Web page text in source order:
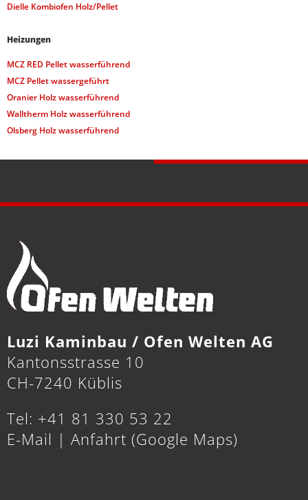
Dielle Kombiofen Holz/Pellet
Heizungen
MCZ RED Pellet wasserführend
MCZ Pellet wassergeführt
Oranier Holz wasserführend
Walltherm Holz wasserführend
Olsberg Holz wasserführend
Luzi Kaminbau / Ofen Welten AG
Kantonsstrasse 10
CH-7240 Küblis
Tel: +41 81 330 53 22
E-Mail | Anfahrt (Google Maps)